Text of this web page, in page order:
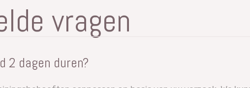
vragen
2 dagen duren?